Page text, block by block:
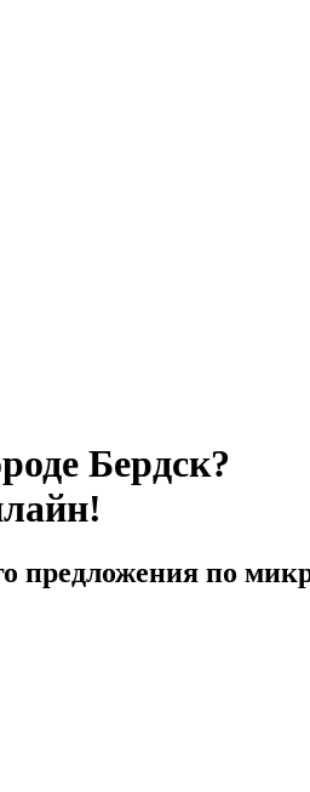
Бердск?
предложения по